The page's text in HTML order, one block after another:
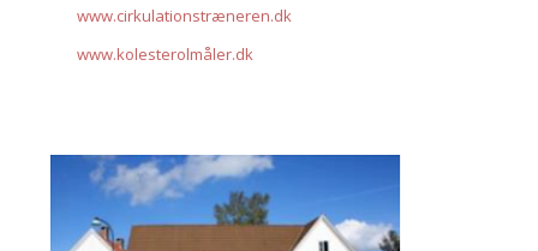
www.cirkulationstræneren.dk
www.kolesterolmåler.dk